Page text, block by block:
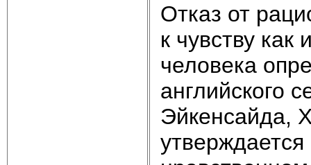
Отказ от
к чувству как
человека
английского
Эйкенсайда,